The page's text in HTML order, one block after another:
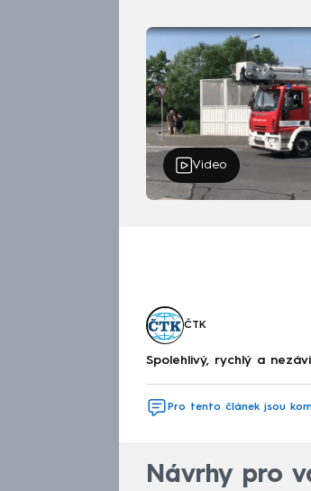
Video
ČTK
Spolehlivý, rychlý a
Pro tento článek jsou
Návrhy pro